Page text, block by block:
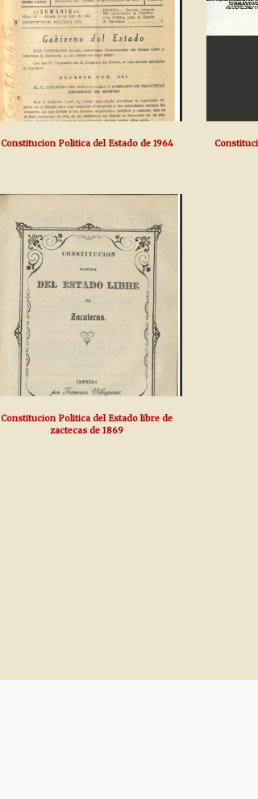
Constitucion Politica del Estado de 1964
Constitucion Politica del Estado libre de
zactecas de 1869